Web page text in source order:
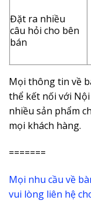
Đặt ra nhiều
câu hỏi cho bên
bán
Mọi thông tin về
thể kết nối với
nhiều sản phẩm
mọi khách hàng.
=======
Mọi nhu cầu về
vui lòng liên hệ